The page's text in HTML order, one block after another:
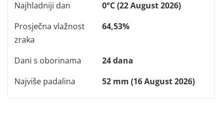
Najhladniji dan
0°C (22 August 2026)
Prosječna vlažnost
zraka
64,53%
Dani s oborinama
24 dana
Najviše padalina
52 mm (16 August 2026)